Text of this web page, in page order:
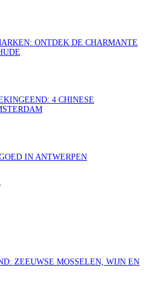
ONTDEK DE CHARMANTE
4 CHINESE
IN ANTWERPEN
ZEEUWSE MOSSELEN, WIJN EN